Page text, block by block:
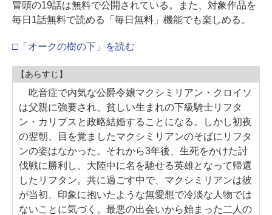
冒頭の19話は無料で公開されている。また、対象作品を
毎日1話無料で読める「毎日無料」機能でも楽しめる。
□「オークの樹の下」を読む
【あらすじ】
吃音症で内気な公爵令嬢マクシミリアン・クロイソ
は父親に強要され、貧しい生まれの下級騎士リフタ
ン・カリプスと政略結婚することになる。しかし初夜
の翌朝、目を覚ましたマクシミリアンのそばにリフタ
ンの姿はなかった。それから3年後、生死をかけた討
伐戦に勝利し、大陸中に名を馳せる英雄となって帰還
したリフタン。共に過ごす中で、マクシミリアンは彼
が当初、印象に抱いたような無愛想で冷淡な人物では
ないことに気づく。最悪の出会いから始まった二人の